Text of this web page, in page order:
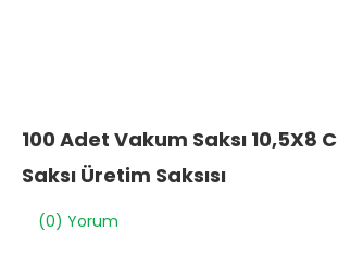
100 Adet Vakum Saksı 10,5X8
Saksı Üretim Saksısı
(0) Yorum